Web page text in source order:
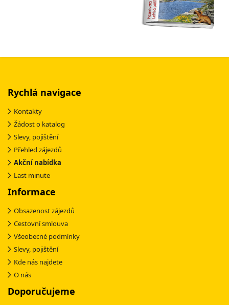
Rychlá navigace
Kontakty
Žádost o katalog
Slevy, pojištění
Přehled zájezdů
Akční nabídka
Last minute
Informace
Obsazenost zájezdů
Cestovní smlouva
Všeobecné podmínky
Slevy, pojištění
Kde nás najdete
O nás
Doporučujeme